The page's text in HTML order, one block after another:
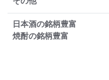
日本酒の銘柄豊富
焼酎の銘柄豊富